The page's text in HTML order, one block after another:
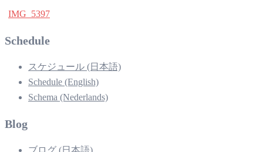
IMG_5397
Schedule
スケジュール (日本語)
Schedule (English)
Schema (Nederlands)
Blog
ブログ (日本語)